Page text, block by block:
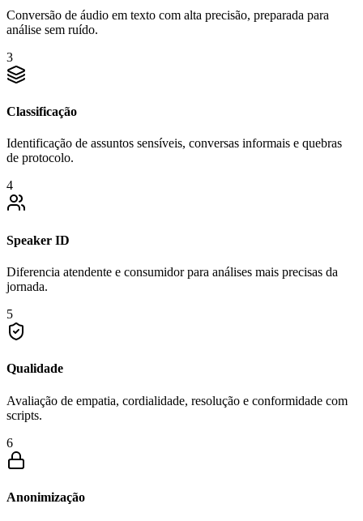
Conversão de áudio em texto com alta precisão, preparada para
análise sem ruído.
3
Classificação
Identificação de assuntos sensíveis, conversas informais e quebras
de protocolo.
4
Speaker ID
Diferencia atendente e consumidor para análises mais precisas da
jornada.
5
Qualidade
Avaliação de empatia, cordialidade, resolução e conformidade com
scripts.
6
Anonimização